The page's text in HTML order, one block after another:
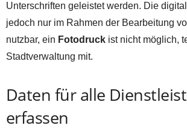
Unterschriften geleistet werden. Die
jedoch nur im Rahmen der Bearbeitung
nutzbar, ein Fotodruck ist nicht möglich,
Stadtverwaltung mit.
Daten für alle
erfassen